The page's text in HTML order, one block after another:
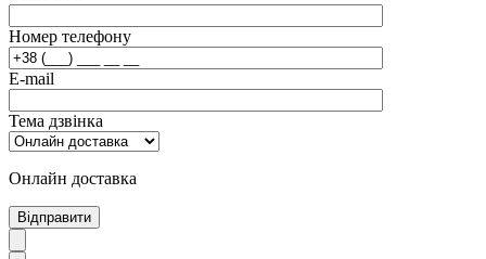
Номер телефону
E-mail
Тема дзвінка
Онлайн доставка
Відправити